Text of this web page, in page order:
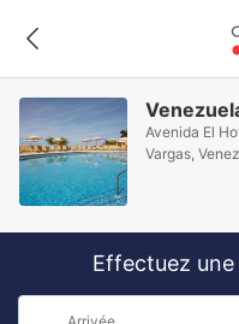
Avenida El
Vargas,
Effectuez